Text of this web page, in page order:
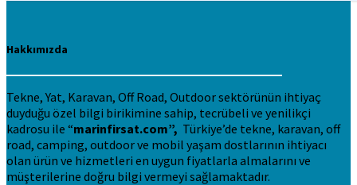
Hakkımızda
Tekne, Yat, Karavan, Off Road, Outdoor sektörünün ihtiyaç
duyduğu özel bilgi birikimine sahip, tecrübeli ve yenilikçi
kadrosu ile “marinfirsat.com”, Türkiye’de tekne, karavan, off
road, camping, outdoor ve mobil yaşam dostlarının ihtiyacı
olan ürün ve hizmetleri en uygun fiyatlarla almalarını ve
müşterilerine doğru bilgi vermeyi sağlamaktadır.